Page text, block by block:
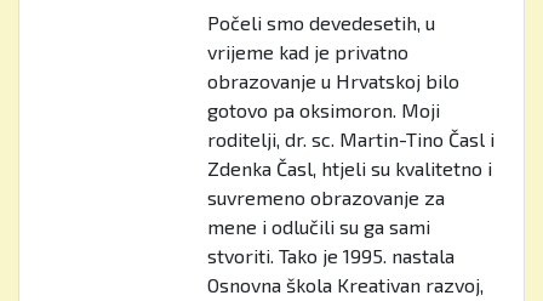
Počeli smo devedesetih, u
vrijeme kad je privatno
obrazovanje u Hrvatskoj bilo
gotovo pa oksimoron. Moji
roditelji, dr. sc. Martin-Tino Časl i
Zdenka Časl, htjeli su kvalitetno i
suvremeno obrazovanje za
mene i odlučili su ga sami
stvoriti. Tako je 1995. nastala
Osnovna škola Kreativan razvoj,